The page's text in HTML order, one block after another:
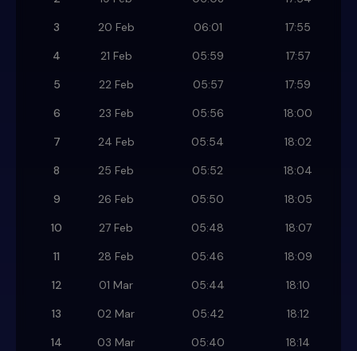
3
20 Feb 06:01
17:55
4
21 Feb 05:59
17:57
5
22 Feb 05:57
17:59
6
23 Feb 05:56
18:00
7
24 Feb 05:54
18:02
8
25 Feb 05:52
18:04
9
26 Feb 05:50
18:05
10
27 Feb 05:48
18:07
11
28 Feb 05:46
18:09
12
01 Mar 05:44
18:10
13
02 Mar 05:42
18:12
14
03 Mar 05:40
18:14